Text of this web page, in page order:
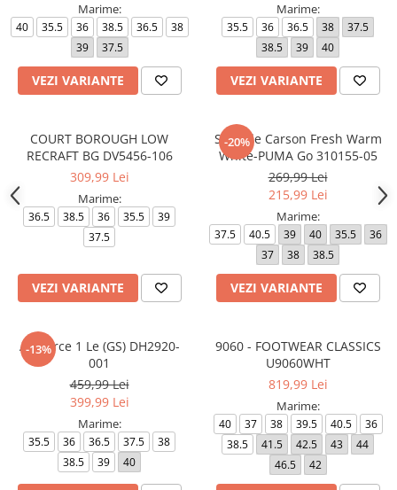
Marime:
40 35.5 36 38.5 36.5
38
39
37.5
VEZI VARIANTE
Marime:
35.5 36 36.5 38
37.5
38.5
39 40
VEZI VARIANTE
COURT BOROUGH LOW
RECRAFT BG DV5456-106
309,99 Lei
Marime:
36.5 38.5 36 35.5
39
37.5
VEZI VARIANTE
-20%
Softride Carson Fresh Warm
White-PUMA Go 310155-05
269,99 Lei
215,99 Lei
Marime:
37.5 40.5 39 40 35.5
36
37
38 38.5
VEZI VARIANTE
-13%
Air Force 1 Le (GS) DH2920-
001
459,99 Lei
399,99 Lei
Marime:
35.5 36 36.5 37.5
38
38.5
39 40
9060 - FOOTWEAR CLASSICS
U9060WHT
819,99 Lei
Marime:
40 37 38 39.5 40.5
36
38.5
41.5 42.5 43
44
46.5
42